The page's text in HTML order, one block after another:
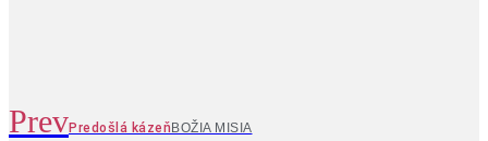
PrevPredošlá kázeňBOŽIA MISIA